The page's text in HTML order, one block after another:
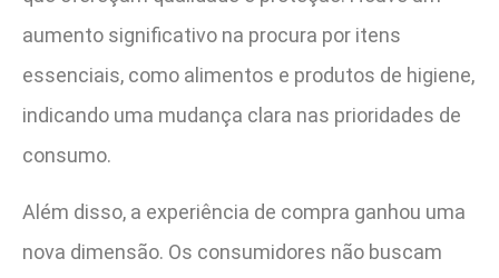
aumento significativo na procura por itens
essenciais, como alimentos e produtos de higiene,
indicando uma mudança clara nas prioridades de
consumo.
Além disso, a experiência de compra ganhou uma
nova dimensão. Os consumidores não buscam